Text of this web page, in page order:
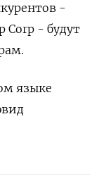
-
Corp - будут
языке